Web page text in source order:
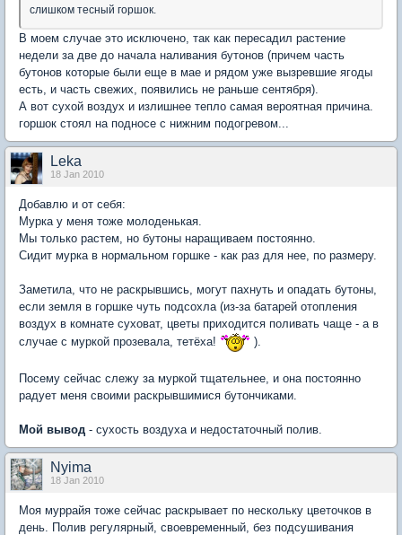
слишком тесный горшок.
В моем случае это исключено, так как пересадил растение
недели за две до начала наливания бутонов (причем часть
бутонов которые были еще в мае и рядом уже вызревшие ягоды
есть, и часть свежих, появились не раньше сентября).
А вот сухой воздух и излишнее тепло самая вероятная причина.
горшок стоял на подносе с нижним подогревом...
Leka
18 Jan 2010
Добавлю и от себя:
Мурка у меня тоже молоденькая.
Мы только растем, но бутоны наращиваем постоянно.
Сидит мурка в нормальном горшке - как раз для нее, по размеру.
Заметила, что не раскрывшись, могут пахнуть и опадать бутоны,
если земля в горшке чуть подсохла (из-за батарей отопления
воздух в комнате суховат, цветы приходится поливать чаще - а в
случае с муркой прозевала, тетёха!
).
Посему сейчас слежу за муркой тщательнее, и она постоянно
радует меня своими раскрывшимися бутончиками.
Мой вывод - сухость воздуха и недостаточный полив.
Nyima
18 Jan 2010
Моя муррайя тоже сейчас раскрывает по нескольку цветочков в
день. Полив регулярный, своевременный, без подсушивания